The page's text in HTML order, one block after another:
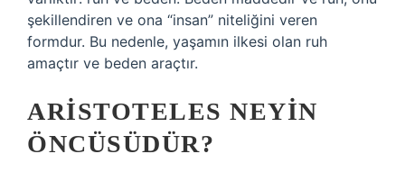
şekillendiren ve ona “insan” niteliğini veren
formdur. Bu nedenle, yaşamın ilkesi olan ruh
amaçtır ve beden araçtır.
ARISTOTELES NEYIN
ÖNCÜSÜDÜR?